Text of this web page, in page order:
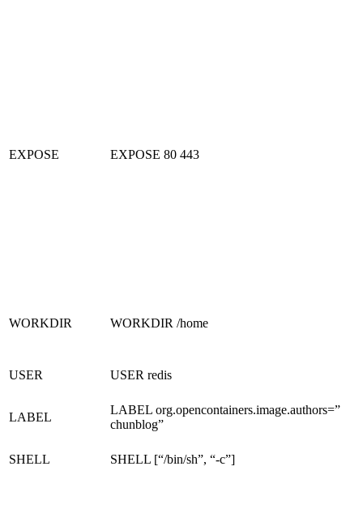
EXPOSE EXPOSE 80 443
WORKDIR WORKDIR /home
USER USER redis
LABEL
LABEL org.opencontainers.image.authors=”
chunblog”
SHELL SHELL [“/bin/sh”, “-c”]